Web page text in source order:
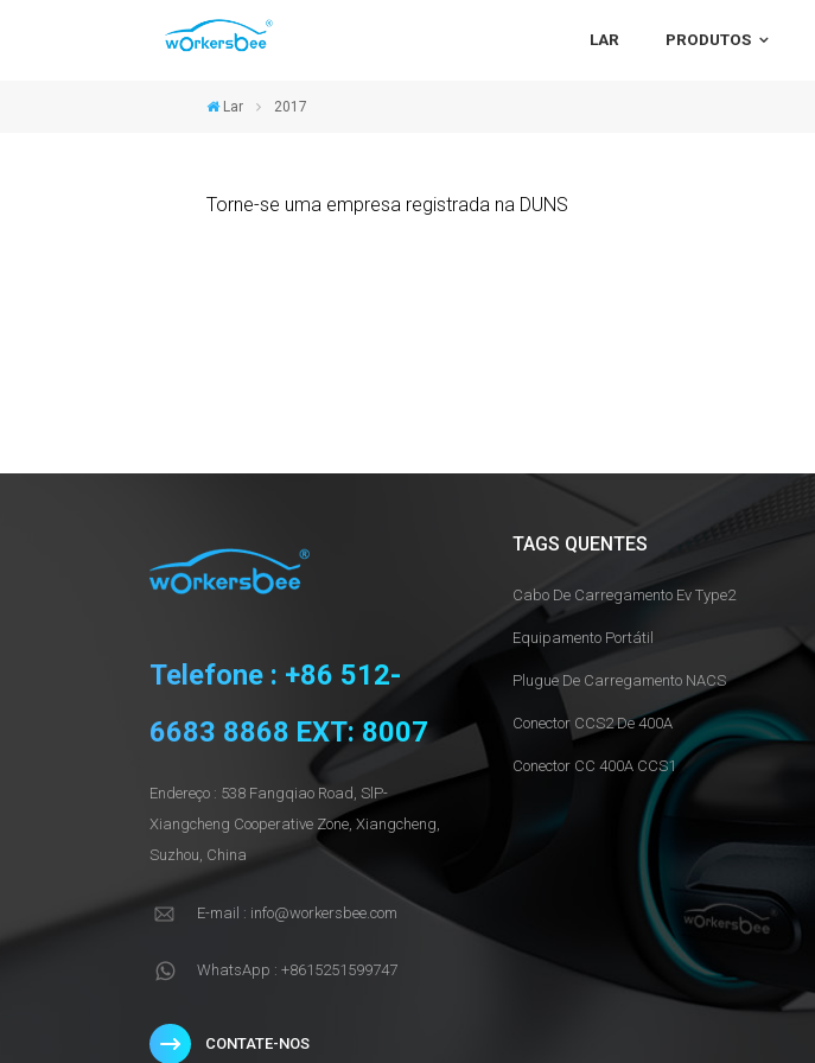
LAR PRODUTOS
Lar 2017
Torne-se uma empresa registrada na DUNS
Telefone : +86 512-
6683 8868 EXT: 8007
Endereço : 538 Fangqiao Road, SlP-
Xiangcheng Cooperative Zone, Xiangcheng,
Suzhou, China
E-mail : info@workersbee.com
WhatsApp : +8615251599747
CONTATE-NOS
TAGS QUENTES
Cabo De Carregamento Ev Type2
Equipamento Portátil
Plugue De Carregamento NACS
Conector CCS2 De 400A
Conector CC 400A CCS1